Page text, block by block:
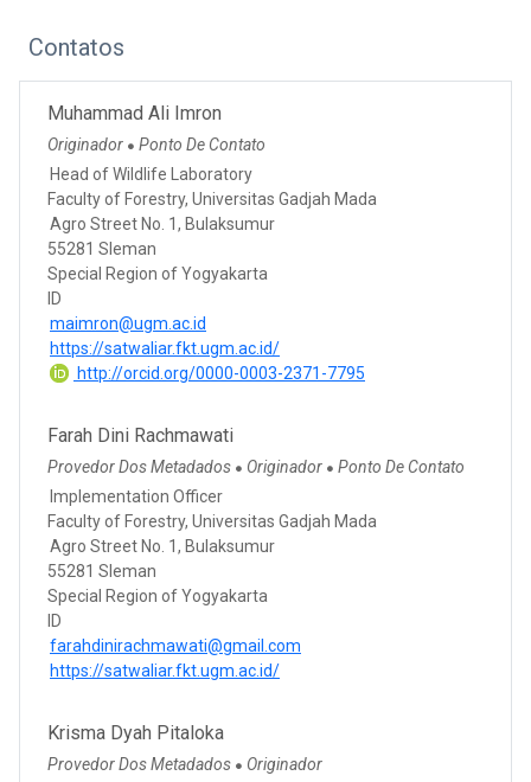
Contatos
Muhammad Ali Imron
Originador ● Ponto De Contato
Head of Wildlife Laboratory
Faculty of Forestry, Universitas Gadjah Mada
Agro Street No. 1, Bulaksumur
55281 Sleman
Special Region of Yogyakarta
ID
maimron@ugm.ac.id
https://satwaliar.fkt.ugm.ac.id/
http://orcid.org/0000-0003-2371-7795
Farah Dini Rachmawati
Provedor Dos Metadados ● Originador ● Ponto De Contato
Implementation Officer
Faculty of Forestry, Universitas Gadjah Mada
Agro Street No. 1, Bulaksumur
55281 Sleman
Special Region of Yogyakarta
ID
farahdinirachmawati@gmail.com
https://satwaliar.fkt.ugm.ac.id/
Krisma Dyah Pitaloka
Provedor Dos Metadados ● Originador